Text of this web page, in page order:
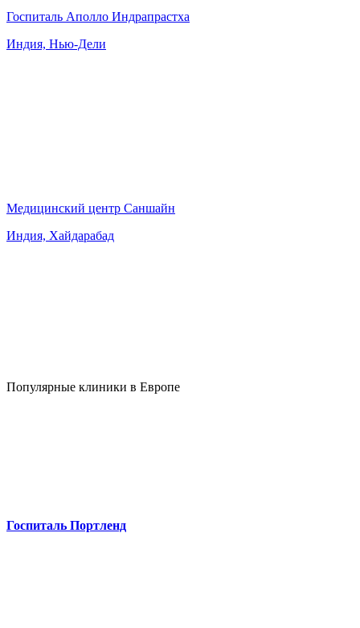
Госпиталь Аполло Индрапрастха
Индия, Нью-Дели
Медицинский центр Саншайн
Индия, Хайдарабад
Популярные клиники в Европе
Госпиталь Портленд